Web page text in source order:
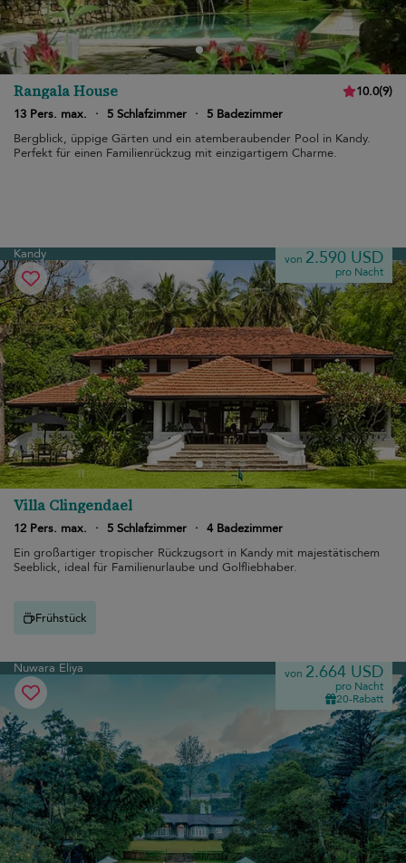
Rangala House 10.0(9)
13 Pers. max.
· 5 Schlafzimmer ·
5 Badezimmer
Bergblick, üppige Gärten und ein atemberaubender Pool in Kandy.
Perfekt für einen Familienrückzug mit einzigartigem Charme.
Kandy von 2.590 USD
pro Nacht
Villa Clingendael
12 Pers. max. · 5 Schlafzimmer · 4 Badezimmer
Ein großartiger tropischer Rückzugsort in Kandy mit majestätischem
Seeblick, ideal für Familienurlaube und Golfliebhaber.
Frühstück
Nuwara Eliya von 2.664 USD
pro Nacht
20-Rabatt